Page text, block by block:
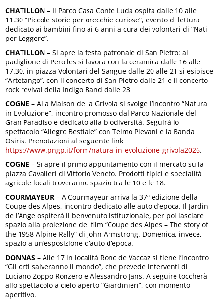
CHATILLON – Il Parco Casa Conte Luda ospita dalle 10 alle
11.30 “Piccole storie per orecchie curiose”, evento di lettura
dedicato ai bambini fino ai 6 anni a cura dei volontari di “Nati
per Leggere”.
CHATILLON – Si apre la festa patronale di San Pietro: al
padiglione di Perolles si lavora con la ceramica dalle 16 alle
17.30, in piazza Volontari del Sangue dalle 20 alle 21 si esibisce
“Artetango”, con il concerto di San Pietro dalle 21 e il concerto
rock revival della Indigo Band dalle 23.
COGNE – Alla Maison de la Grivola si svolge l’incontro “Natura
in Evoluzione”, incontro promosso dal Parco Nazionale del
Gran Paradiso e dedicato alla biodiversità. Seguirà lo
spettacolo “Allegro Bestiale” con Telmo Pievani e la Banda
Osiris. Prenotazioni al seguente link
https://www.pngp.it/form/natura-in-evoluzione-grivola2026.
COGNE – Si apre il primo appuntamento con il mercato sulla
piazza Cavalieri di Vittorio Veneto. Prodotti tipici e specialità
agricole locali troveranno spazio tra le 10 e le 18.
COURMAYEUR – A Courmayeur arriva la 37ª edizione della
Coupe des Alpes, incontro dedicato alle auto d’epoca. Il Jardin
de l’Ange ospiterà il benvenuto istituzionale, per poi lasciare
spazio alla proiezione del film “Coupe des Alpes – The story of
the 1958 Alpine Rally” di John Armstrong. Domenica, invece,
spazio a un’esposizione d’auto d’epoca.
DONNAS – Alle 17 in località Ronc de Vaccaz si tiene l’incontro
“Gli orti salveranno il mondo”, che prevede interventi di
Luciano Zoppo Ronzero e Alessandro Jans. A seguire toccherà
allo spettacolo a cielo aperto “Giardinieri”, con momento
aperitivo.